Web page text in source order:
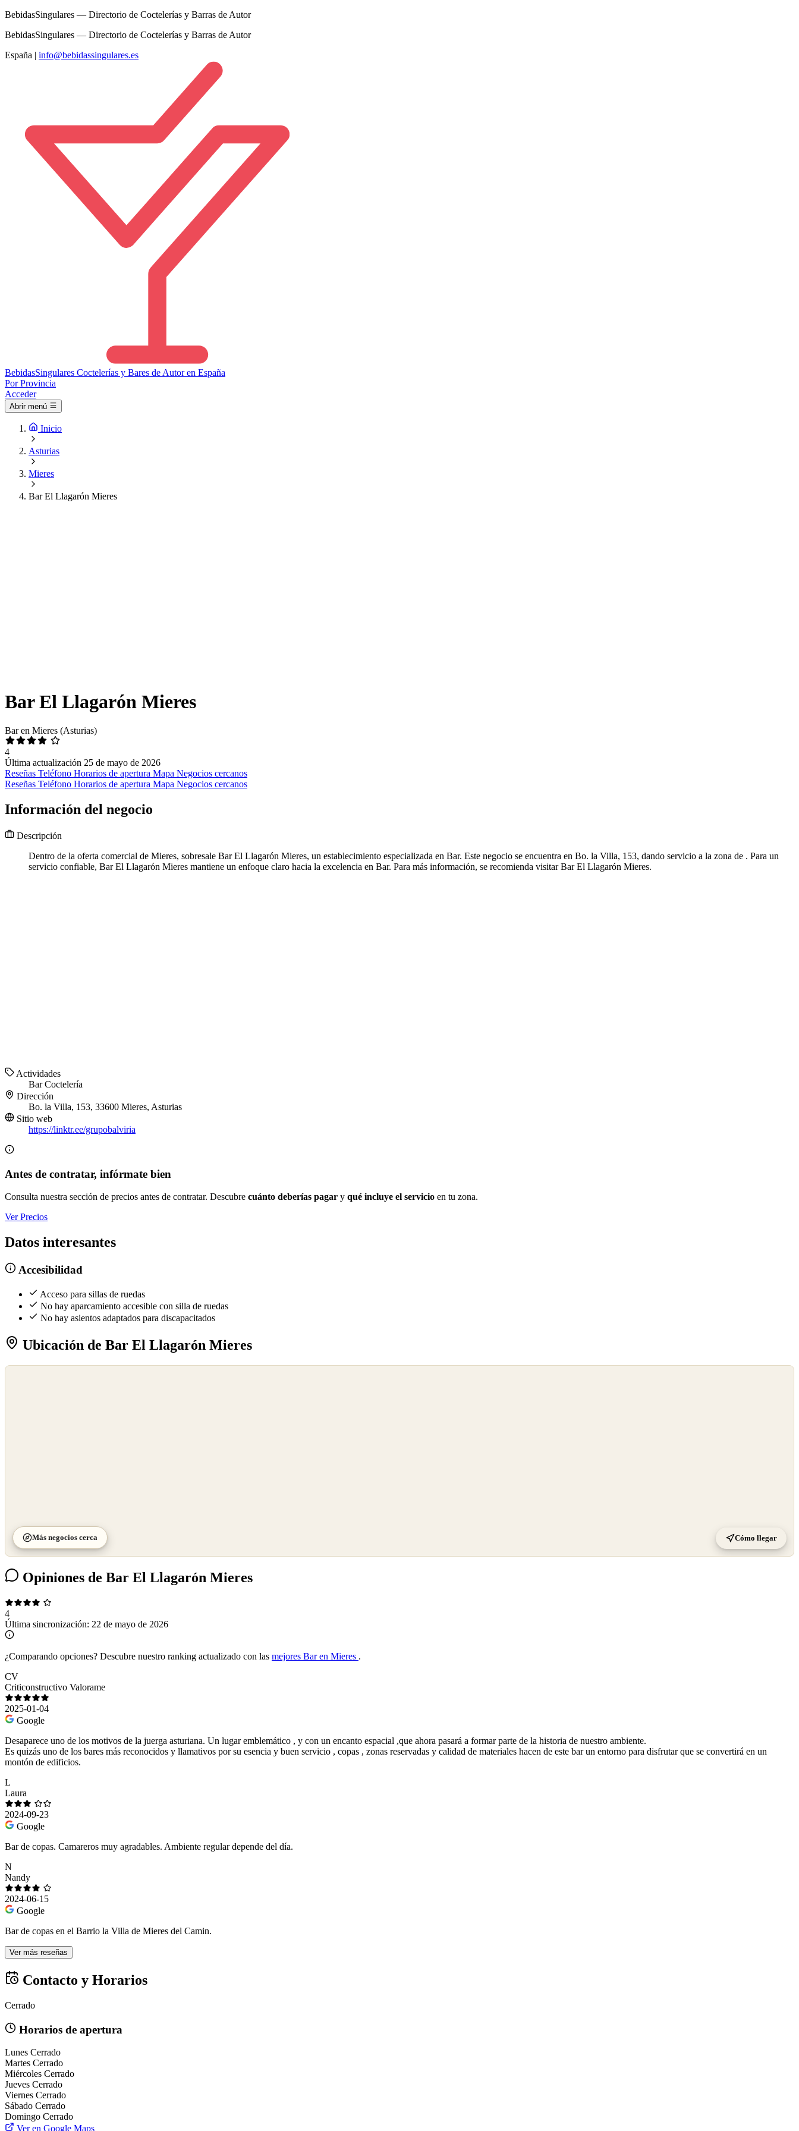
BebidasSingulares — Directorio de Coctelerías y Barras de Autor
BebidasSingulares — Directorio de Coctelerías y Barras de Autor
España | info@bebidassingulares.es
BebidasSingulares Coctelerías y Bares de Autor en España
Por Provincia
Acceder
Abrir menú
Inicio
Asturias
Mieres
Bar El Llagarón Mieres
Bar El Llagarón Mieres
Bar en Mieres (Asturias)
4
Última actualización 25 de mayo de 2026
Reseñas Teléfono Horarios de apertura Mapa Negocios cercanos
Reseñas Teléfono Horarios de apertura Mapa Negocios cercanos
Información del negocio
Descripción
Dentro de la oferta comercial de Mieres, sobresale Bar El Llagarón Mieres, un establecimiento especializada en Bar. Este negocio se encuentra en Bo. la Villa, 153, dando servicio a la zona de . Para un
servicio confiable, Bar El Llagarón Mieres mantiene un enfoque claro hacia la excelencia en Bar. Para más información, se recomienda visitar Bar El Llagarón Mieres.
Actividades
BarCoctelería
Dirección
Bo. la Villa, 153, 33600 Mieres, Asturias
Sitio web
https://linktr.ee/grupobalviria
Antes de contratar, infórmate bien
Consulta nuestra sección de precios antes de contratar. Descubre cuánto deberías pagar y qué incluye el servicio en tu zona.
Ver Precios
Datos interesantes
Accesibilidad
Acceso para sillas de ruedas
No hay aparcamiento accesible con silla de ruedas
No hay asientos adaptados para discapacitados
Ubicación de Bar El Llagarón Mieres
Más negocios cerca Cómo llegar
Opiniones de Bar El Llagarón Mieres
4
Última sincronización: 22 de mayo de 2026
¿Comparando opciones? Descubre nuestro ranking actualizado con las mejores Bar en Mieres .
CV
Criticonstructivo Valorame
2025-01-04
Google
Desaparece uno de los motivos de la juerga asturiana. Un lugar emblemático , y con un encanto espacial ,que ahora pasará a formar parte de la historia de nuestro ambiente.
Es quizás uno de los bares más reconocidos y llamativos por su esencia y buen servicio , copas , zonas reservadas y calidad de materiales hacen de este bar un entorno para disfrutar que se convertirá en un
montón de edificios.
L
Laura
2024-09-23
Google
Bar de copas. Camareros muy agradables. Ambiente regular depende del día.
N
Nandy
2024-06-15
Google
Bar de copas en el Barrio la Villa de Mieres del Camin.
Ver más reseñas
Contacto y Horarios
Cerrado
Horarios de apertura
Lunes Cerrado
Martes Cerrado
Miércoles Cerrado
Jueves Cerrado
Viernes Cerrado
Sábado Cerrado
Domingo Cerrado
Ver en Google Maps